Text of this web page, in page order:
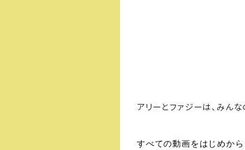
アリーとファジーは、みん
すべての動画をはじめから